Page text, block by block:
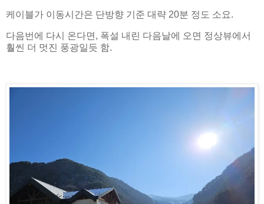
케이블가 이동시간은 단방향 기준 대략 20분 정도 소요.
다음번에 다시 온다면, 폭설 내린 다음날에 오면 정상뷰에서
훨씬 더 멋진 풍광일듯 함.